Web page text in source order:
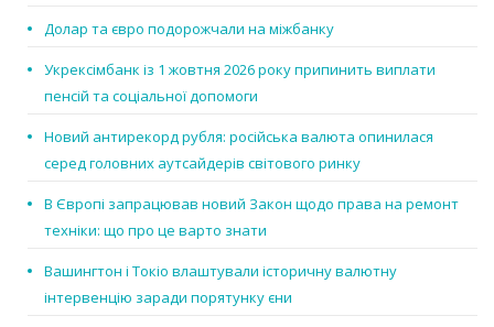
Долар та євро подорожчали на міжбанку
Укрексімбанк із 1 жовтня 2026 року припинить виплати
пенсій та соціальної допомоги
Новий антирекорд рубля: російська валюта опинилася
серед головних аутсайдерів світового ринку
В Європі запрацював новий Закон щодо права на ремонт
техніки: що про це варто знати
Вашингтон і Токіо влаштували історичну валютну
інтервенцію заради порятунку єни